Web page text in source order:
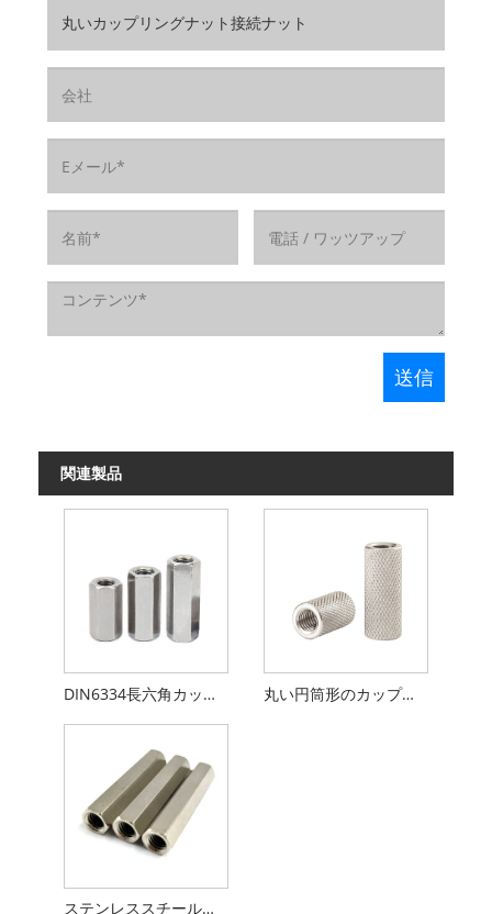
関連製品
DIN6334長六角カップリングナット 丸い円筒形のカップリングナット
ステンレススチールスペーサーヘックススタンドナット